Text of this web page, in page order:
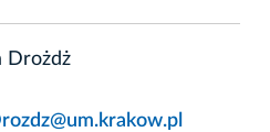
Drożdż